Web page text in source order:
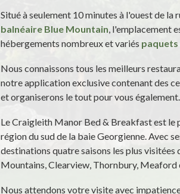
Situé à seulement 10 minutes à l'ouest de
balnéaire Blue Mountain, l'emplacement
hébergements nombreux et variés paquets
Nous connaissons tous les meilleurs
notre application exclusive contenant des
et organiserons le tout pour vous
Le Craigleith Manor Bed & Breakfast est
région du sud de la baie Georgienne. Avec
destinations quatre saisons les plus
Mountains, Clearview, Thornbury, Meaford
Nous attendons votre visite avec